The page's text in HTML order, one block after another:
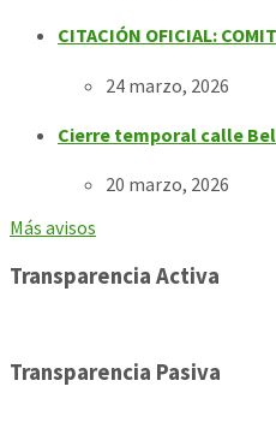
CITACIÓN OFICIAL:
24 marzo, 2026
Cierre temporal calle
20 marzo, 2026
Más avisos
Transparencia Activa
Transparencia Pasiva